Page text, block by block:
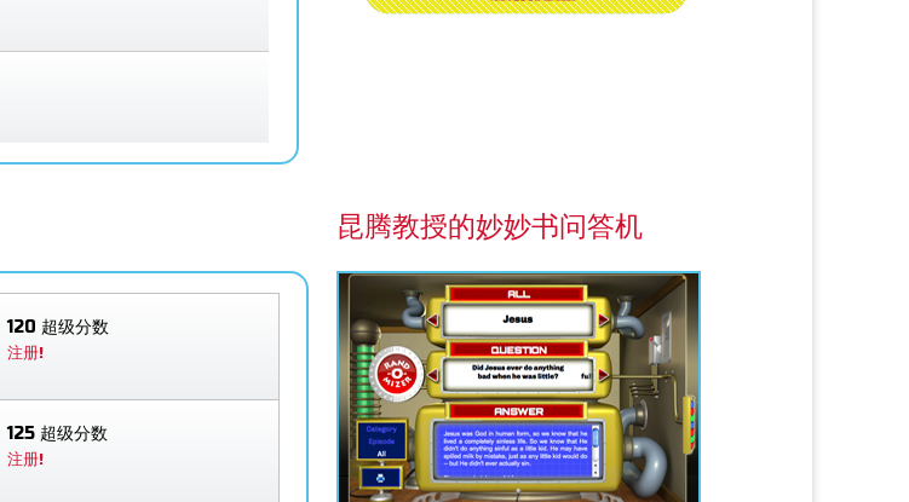
120 超级分数
注册!
125 超级分数
注册!
昆腾教授的妙妙书问答机